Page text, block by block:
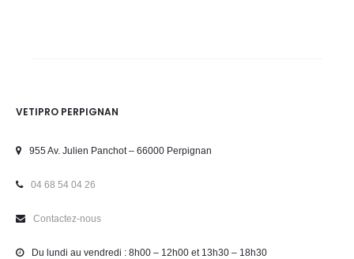
VETIPRO PERPIGNAN
955 Av. Julien Panchot – 66000 Perpignan
04 68 54 04 26
Contactez-nous
Du lundi au vendredi : 8h00 – 12h00 et 13h30 – 18h30